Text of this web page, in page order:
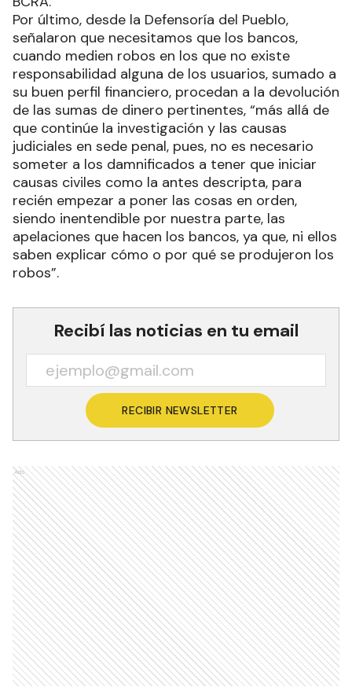
Por último, desde la Defensoría del Pueblo,
señalaron que necesitamos que los bancos,
cuando medien robos en los que no existe
responsabilidad alguna de los usuarios, sumado a
su buen perfil financiero, procedan a la devolución
de las sumas de dinero pertinentes, “más allá de
que continúe la investigación y las causas
judiciales en sede penal, pues, no es necesario
someter a los damnificados a tener que iniciar
causas civiles como la antes descripta, para
recién empezar a poner las cosas en orden,
siendo inentendible por nuestra parte, las
apelaciones que hacen los bancos, ya que, ni ellos
saben explicar cómo o por qué se produjeron los
robos”.
Recibí las noticias en tu email
RECIBIR NEWSLETTER
Ads